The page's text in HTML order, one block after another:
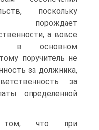
поскольку
порождает
а вовсе
в основном
поручитель не
за должника,
за
определенной
том, что при